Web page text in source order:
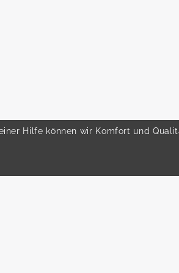
Hilfe können wir Komfort und